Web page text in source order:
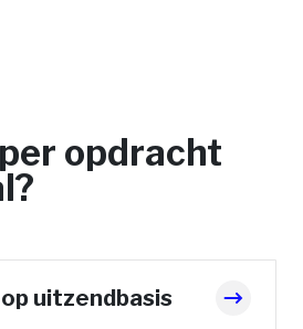
opdracht
uitzendbasis